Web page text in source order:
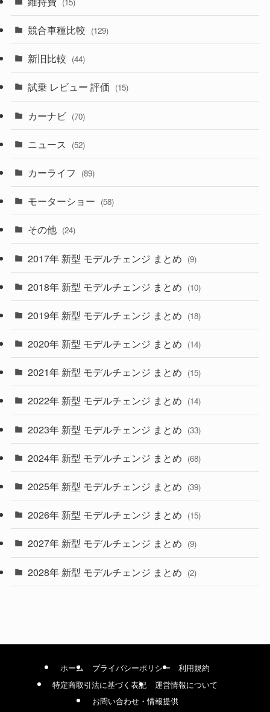
(328)
(194)
(230)
(253)
(85)
(84)
(14)
(222)
(50)
(43)
(6)
(9)
(4)
(30)
(27)
(58)
(28)
(27)
(26)
(33)
(10)
(35)
(10)
(9)
(22)
(4)
(9)
(4)
(1)
(3)
(3)
(1)
(5)
(7)
(5)
競合車種比較 (129)
新旧比較 (44)
試乗 レビュー 評価 (15)
カーナビ (70)
ニュース (52)
カーライフ (89)
モーターショー (58)
その他 (24)
2017年 新型 モデルチェンジ まとめ (9)
2018年 新型 モデルチェンジ まとめ (10)
2019年 新型 モデルチェンジ まとめ (18)
2020年 新型 モデルチェンジ まとめ (14)
2021年 新型 モデルチェンジ まとめ (15)
2022年 新型 モデルチェンジ まとめ (14)
2023年 新型 モデルチェンジ まとめ (33)
2024年 新型 モデルチェンジ まとめ (68)
2025年 新型 モデルチェンジ まとめ (39)
2026年 新型 モデルチェンジ まとめ (15)
2027年 新型 モデルチェンジ まとめ (9)
2028年 新型 モデルチェンジ まとめ (2)
ホーム プライバシーポリシー
利用規約
特定商取引法に基づく表記
運営情報について
お問い合わせ・情報提供